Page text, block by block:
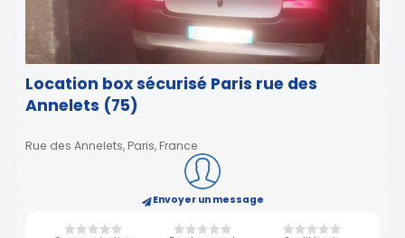
Location box sécurisé Paris rue des
Annelets (75)
Rue des Annelets, Paris, France
Envoyer un message